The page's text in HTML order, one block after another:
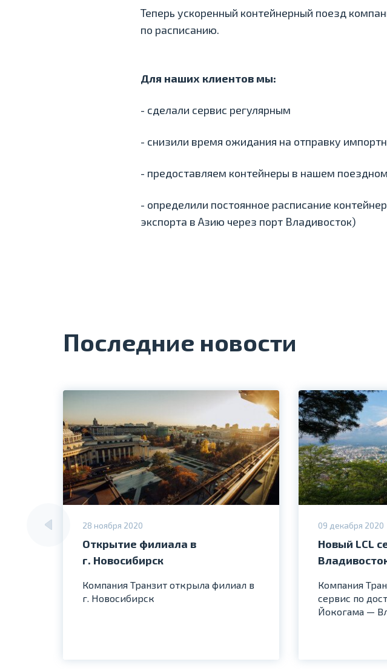
Теперь ускоренный контейнерный поезд
по расписанию.
Для наших клиентов мы:
- сделали сервис регулярным
- снизили время ожидания на отправку
- предоставляем контейнеры в нашем
- определили постоянное расписание
экспорта в Азию через порт Владивосток)
Последние новости
28 ноября 2020
Открытие филиала в
г. Новосибирск
Компания Транзит открыла филиал в
г. Новосибирск
09 декабря 2020
Новый LCL
Компания
сервис по
Йокогама —